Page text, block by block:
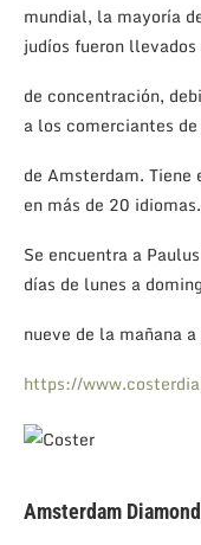
mundial, la mayoría
judíos fueron llevados
de concentración,
a los comerciantes
de Amsterdam. Tiene
en más de 20 idiomas.
Se encuentra a
días de lunes a
nueve de la mañana
https://
Amsterdam